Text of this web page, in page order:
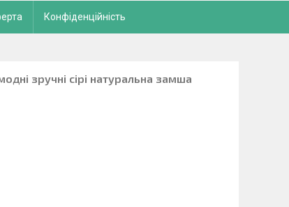
Конфіденційність
зручні сірі натуральна замша